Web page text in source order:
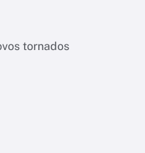
tornados